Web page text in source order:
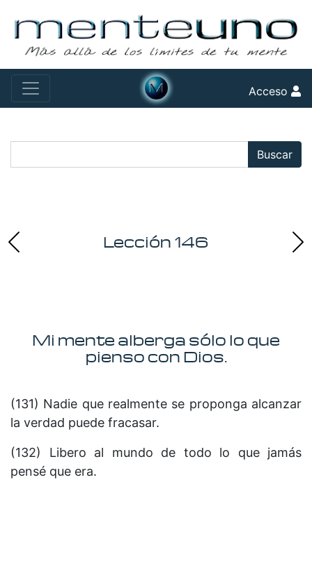
Acceso
Buscar
Lección 146
Mi mente alberga sólo lo que
pienso con Dios.
(131) Nadie que realmente se proponga alcanzar
la verdad puede fracasar.
(132) Libero al mundo de todo lo que jamás
pensé que era.